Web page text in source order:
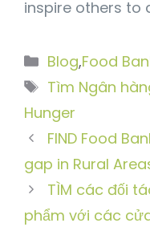
inspire others to
Danh
mục
Blog,Food
Thẻ
Tìm Ngân
Hunger
FIND Food
gap in Rural
TÌM các đối
phẩm với các